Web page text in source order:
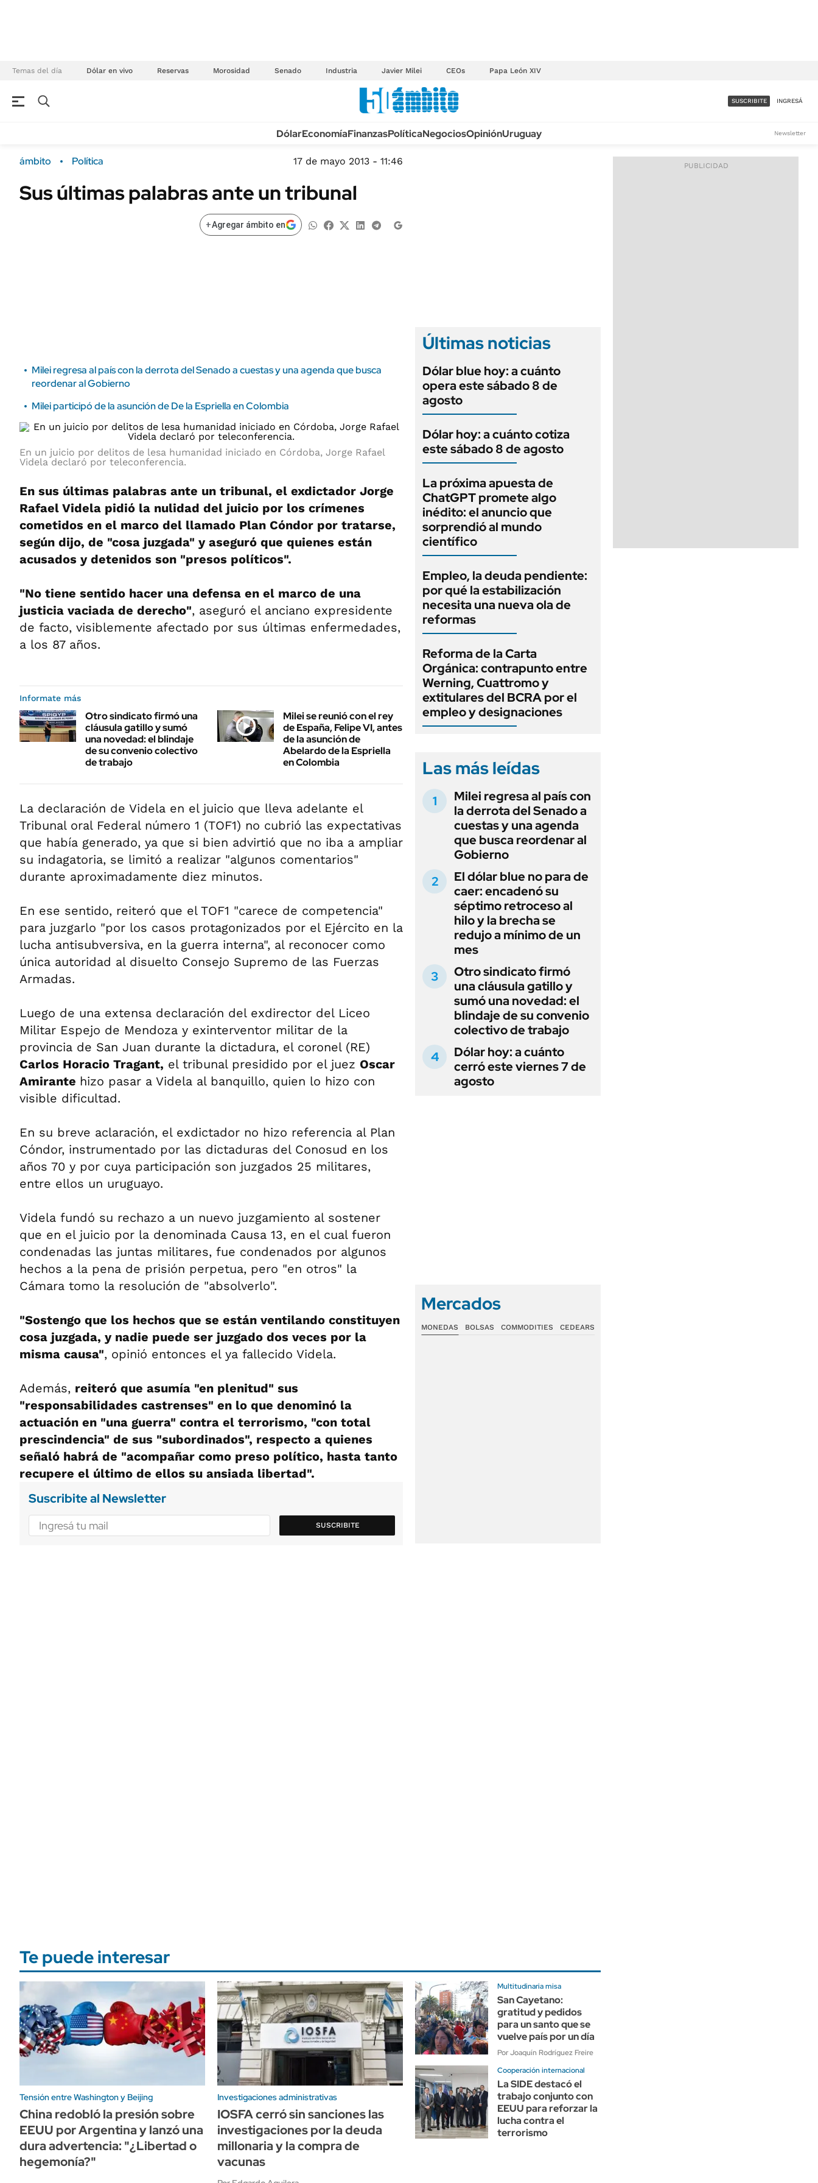
Temas del día Dólar en vivo Reservas Morosidad Senado Industria Javier Milei CEOs Papa León XIV
Campo Sustentabilidad
ENERGY REPORT
TECNOLOGÍA
MÉXICO
MUNDO
INFORMACIÓN GENERAL
ACCESO FULL - $1.800/MES
SUSCRIBITE INGRESÁ
DólarEconomíaFinanzasPolíticaNegociosOpiniónUruguay Newsletter
ámbito Política 17 de mayo 2013 - 11:46
Sus últimas palabras ante un tribunal
+Agregar ámbito en
Milei regresa al país con la derrota del Senado a cuestas y una agenda que busca
reordenar al Gobierno
Milei participó de la asunción de De la Espriella en Colombia
En un juicio por delitos de lesa humanidad iniciado en Córdoba, Jorge Rafael
Videla declaró por teleconferencia.
En sus últimas palabras ante un tribunal, el exdictador Jorge
Rafael Videla pidió la nulidad del juicio por los crímenes
cometidos en el marco del llamado Plan Cóndor por tratarse,
según dijo, de "cosa juzgada" y aseguró que quienes están
acusados y detenidos son "presos políticos".
"No tiene sentido hacer una defensa en el marco de una
justicia vaciada de derecho", aseguró el anciano expresidente
de facto, visiblemente afectado por sus últimas enfermedades,
a los 87 años.
Informate más
Otro sindicato firmó una
cláusula gatillo y sumó
una novedad: el blindaje
de su convenio colectivo
de trabajo
Milei se reunió con el rey
de España, Felipe VI, antes
de la asunción de
Abelardo de la Espriella
en Colombia
La declaración de Videla en el juicio que lleva adelante el
Tribunal oral Federal número 1 (TOF1) no cubrió las expectativas
que había generado, ya que si bien advirtió que no iba a ampliar
su indagatoria, se limitó a realizar "algunos comentarios"
durante aproximadamente diez minutos.
En ese sentido, reiteró que el TOF1 "carece de competencia"
para juzgarlo "por los casos protagonizados por el Ejército en la
lucha antisubversiva, en la guerra interna", al reconocer como
única autoridad al disuelto Consejo Supremo de las Fuerzas
Armadas.
Luego de una extensa declaración del exdirector del Liceo
Militar Espejo de Mendoza y exinterventor militar de la
provincia de San Juan durante la dictadura, el coronel (RE)
Carlos Horacio Tragant, el tribunal presidido por el juez Oscar
Amirante hizo pasar a Videla al banquillo, quien lo hizo con
visible dificultad.
En su breve aclaración, el exdictador no hizo referencia al Plan
Cóndor, instrumentado por las dictaduras del Conosud en los
años 70 y por cuya participación son juzgados 25 militares,
entre ellos un uruguayo.
Videla fundó su rechazo a un nuevo juzgamiento al sostener
que en el juicio por la denominada Causa 13, en el cual fueron
condenadas las juntas militares, fue condenados por algunos
hechos a la pena de prisión perpetua, pero "en otros" la
Cámara tomo la resolución de "absolverlo".
"Sostengo que los hechos que se están ventilando constituyen
cosa juzgada, y nadie puede ser juzgado dos veces por la
misma causa", opinió entonces el ya fallecido Videla.
Además, reiteró que asumía "en plenitud" sus
"responsabilidades castrenses" en lo que denominó la
actuación en "una guerra" contra el terrorismo, "con total
prescindencia" de sus "subordinados", respecto a quienes
señaló habrá de "acompañar como preso político, hasta tanto
recupere el último de ellos su ansiada libertad".
Suscribite al Newsletter
SUSCRIBITE
Últimas noticias
Dólar blue hoy: a cuánto
opera este sábado 8 de
agosto
Dólar hoy: a cuánto cotiza
este sábado 8 de agosto
La próxima apuesta de
ChatGPT promete algo
inédito: el anuncio que
sorprendió al mundo
científico
Empleo, la deuda pendiente:
por qué la estabilización
necesita una nueva ola de
reformas
Reforma de la Carta
Orgánica: contrapunto entre
Werning, Cuattromo y
extitulares del BCRA por el
empleo y designaciones
Las más leídas
Milei regresa al país con
la derrota del Senado a
cuestas y una agenda
que busca reordenar al
Gobierno
El dólar blue no para de
caer: encadenó su
séptimo retroceso al
hilo y la brecha se
redujo a mínimo de un
mes
Otro sindicato firmó
una cláusula gatillo y
sumó una novedad: el
blindaje de su convenio
colectivo de trabajo
Dólar hoy: a cuánto
cerró este viernes 7 de
agosto
Mercados
MONEDAS BOLSAS COMMODITIES CEDEARS
Te puede interesar
Tensión entre Washington y Beijing
China redobló la presión sobre
EEUU por Argentina y lanzó una
dura advertencia: "¿Libertad o
hegemonía?"
Investigaciones administrativas
IOSFA cerró sin sanciones las
investigaciones por la deuda
millonaria y la compra de
vacunas
Multitudinaria misa
San Cayetano:
gratitud y pedidos
para un santo que se
vuelve país por un día
Por Joaquín Rodríguez Freire
Cooperación internacional
La SIDE destacó el
trabajo conjunto con
EEUU para reforzar la
lucha contra el
terrorismo